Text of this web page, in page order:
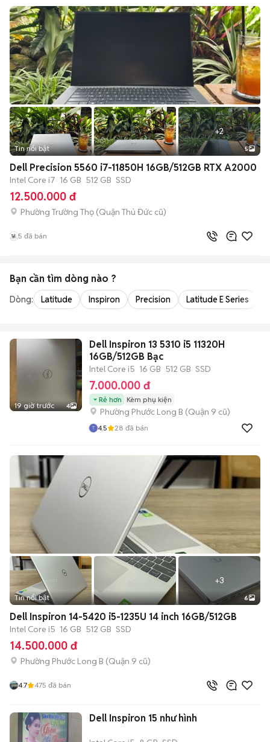
+2
Tin nổi bật 5
Dell Precision 5560 i7-11850H 16GB/512GB RTX A2000
Intel Core i7 16 GB 512 GB SSD
12.500.000 đ
Phường Trường Thọ (Quận Thủ Đức cũ)
5 đã bán
Bạn cần tìm dòng nào ?
Dòng: Latitude Inspiron Precision Latitude E Series
19 giờ trước 4
Dell Inspiron 13 5310 i5 11320H
16GB/512GB Bạc
Intel Core i5 16 GB 512 GB SSD
7.000.000 đ
Rẻ hơn Kèm phụ kiện
Phường Phước Long B (Quận 9 cũ)
4.5 28 đã bán
+3
Tin nổi bật 6
Dell Inspiron 14-5420 i5-1235U 14 inch 16GB/512GB
Intel Core i5 16 GB 512 GB SSD
14.500.000 đ
Phường Phước Long B (Quận 9 cũ)
4.7 475 đã bán
Dell Inspiron 15 như hình